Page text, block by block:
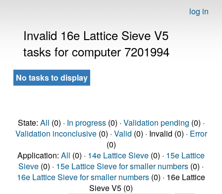
log in
Invalid 16e Lattice Sieve V5
tasks for computer 7201994
No tasks to display
State: All (0) · In progress(0) · Validation pending (0) ·
Validation inconclusive(0) · Valid (0) · Invalid (0) · Error
(0)
Application: All (0) · 14e Lattice Sieve (0) · 15e Lattice
Sieve (0) · 15e Lattice Sieve for smaller numbers (0) ·
16e Lattice Sieve for smaller numbers (0) · 16e Lattice
Sieve V5 (0)